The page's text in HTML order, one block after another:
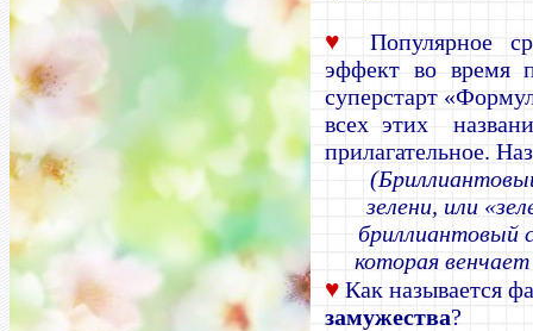
♥
Популярное
эффект во время
суперстарт
всех этих
прилагательное.
зелени, или
бриллиантовый
которая венчает
♥ Как называется
замужества?